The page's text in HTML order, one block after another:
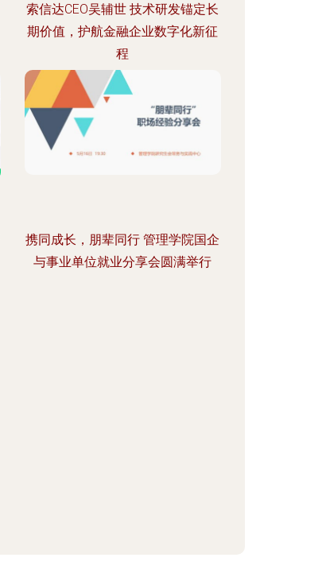
索信达CEO吴辅世 技术研发锚定长
期价值，护航金融企业数字化新征
程
携同成长，朋辈同行 管理学院国企
与事业单位就业分享会圆满举行